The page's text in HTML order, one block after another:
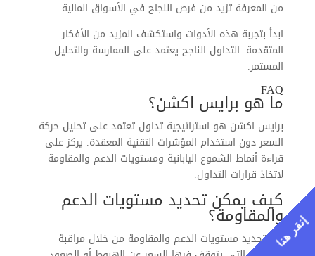
من المعرفة تزيد من فرص النجاح في الأسواق المالية.
ابدأ بتجربة هذه الأدوات واستكشف المزيد من الأفكار
المتقدمة. التداول الناجح يعتمد على الممارسة والتحليل
المستمر.
FAQ
ما هو برايس اكشن؟
برايس اكشن هو استراتيجية تداول تعتمد على تحليل حركة
السعر دون استخدام المؤشرات التقنية المعقدة. يركز على
قراءة أنماط الشموع اليابانية ومستويات الدعم والمقاومة
لاتخاذ قرارات التداول.
كيف يمكن تحديد مستويات الدعم
والمقاومة؟
يتم تحديد مستويات الدعم والمقاومة من خلال مراقبةإنقر هنا